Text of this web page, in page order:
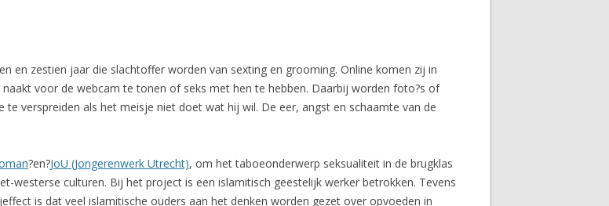
en zestien jaar die slachtoffer worden van sexting en grooming. Online komen zij in
voor de webcam te tonen of seks met hen te hebben. Daarbij worden foto?s of
te verspreiden als het meisje niet doet wat hij wil. De eer, angst en schaamte van de
?en?JoU (Jongerenwerk Utrecht), om het taboeonderwerp seksualiteit in de brugklas
westerse culturen. Bij het project is een islamitisch geestelijk werker betrokken. Tevens
is dat veel islamitische ouders aan het denken worden gezet over opvoeden in